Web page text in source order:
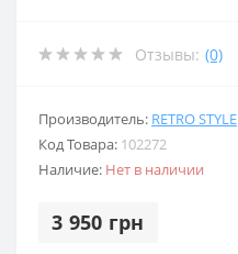
Отзывы: (0)
Производитель: RETRO STYLE
Код Товара: 102272
Наличие: Нет в наличии
3 950 грн